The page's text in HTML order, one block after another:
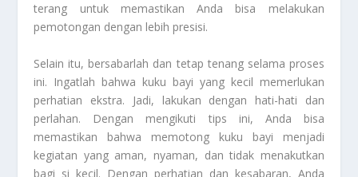
terang untuk memastikan Anda bisa melakukan
pemotongan dengan lebih presisi.
Selain itu, bersabarlah dan tetap tenang selama proses
ini. Ingatlah bahwa kuku bayi yang kecil memerlukan
perhatian ekstra. Jadi, lakukan dengan hati-hati dan
perlahan. Dengan mengikuti tips ini, Anda bisa
memastikan bahwa memotong kuku bayi menjadi
kegiatan yang aman, nyaman, dan tidak menakutkan
bagi si kecil. Dengan perhatian dan kesabaran, Anda